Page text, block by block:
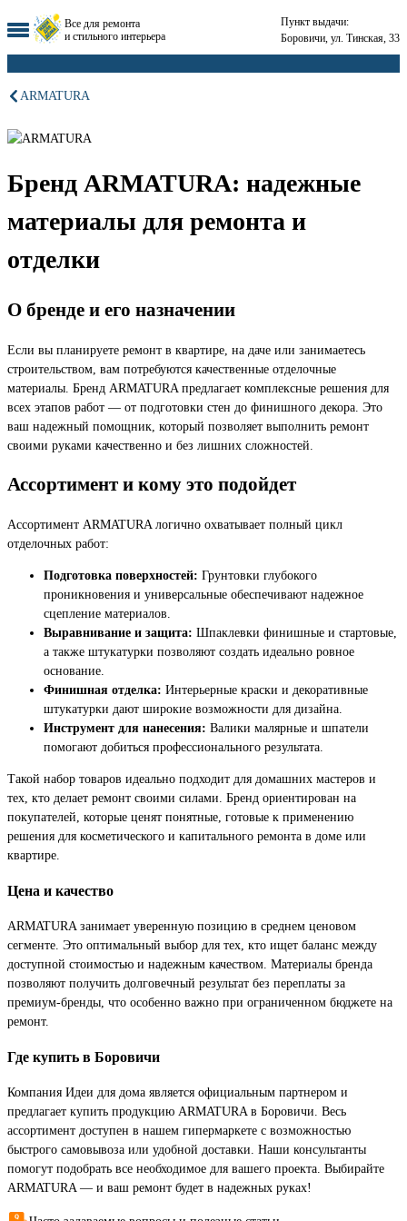
Все для ремонта
и стильного интерьера
Пункт выдачи:
Боровичи, ул. Тинская, 33
ARMATURA
Бренд ARMATURA: надежные
материалы для ремонта и
отделки
О бренде и его назначении
Если вы планируете ремонт в квартире, на даче или занимаетесь
строительством, вам потребуются качественные отделочные
материалы. Бренд ARMATURA предлагает комплексные решения для
всех этапов работ — от подготовки стен до финишного декора. Это
ваш надежный помощник, который позволяет выполнить ремонт
своими руками качественно и без лишних сложностей.
Ассортимент и кому это подойдет
Ассортимент ARMATURA логично охватывает полный цикл
отделочных работ:
Подготовка поверхностей: Грунтовки глубокого
проникновения и универсальные обеспечивают надежное
сцепление материалов.
Выравнивание и защита: Шпаклевки финишные и стартовые,
а также штукатурки позволяют создать идеально ровное
основание.
Финишная отделка: Интерьерные краски и декоративные
штукатурки дают широкие возможности для дизайна.
Инструмент для нанесения: Валики малярные и шпатели
помогают добиться профессионального результата.
Такой набор товаров идеально подходит для домашних мастеров и
тех, кто делает ремонт своими силами. Бренд ориентирован на
покупателей, которые ценят понятные, готовые к применению
решения для косметического и капитального ремонта в доме или
квартире.
Цена и качество
ARMATURA занимает уверенную позицию в среднем ценовом
сегменте. Это оптимальный выбор для тех, кто ищет баланс между
доступной стоимостью и надежным качеством. Материалы бренда
позволяют получить долговечный результат без переплаты за
премиум-бренды, что особенно важно при ограниченном бюджете на
ремонт.
Где купить в Боровичи
Компания Идеи для дома является официальным партнером и
предлагает купить продукцию ARMATURA в Боровичи. Весь
ассортимент доступен в нашем гипермаркете с возможностью
быстрого самовывоза или удобной доставки. Наши консультанты
помогут подобрать все необходимое для вашего проекта. Выбирайте
ARMATURA — и ваш ремонт будет в надежных руках!